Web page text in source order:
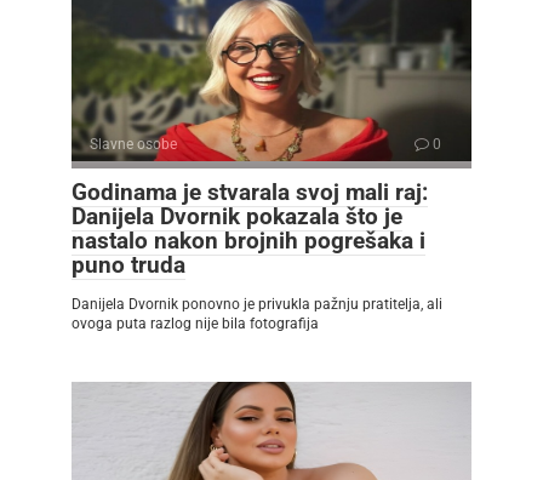
Slavne osobe 0
Godinama je stvarala svoj mali raj:
Danijela Dvornik pokazala što je
nastalo nakon brojnih pogrešaka i
puno truda
Danijela Dvornik ponovno je privukla pažnju pratitelja, ali
ovoga puta razlog nije bila fotografija